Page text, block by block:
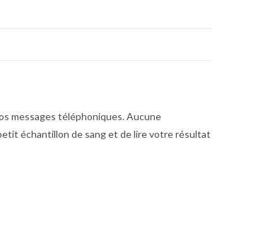
messages téléphoniques. Aucune
échantillon de sang et de lire votre résultat